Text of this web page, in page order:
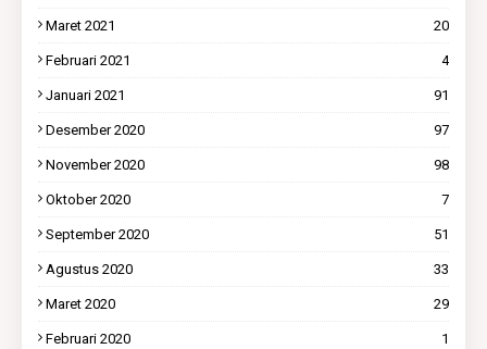
Maret 2021 20
Februari 2021 4
Januari 2021 91
Desember 2020 97
November 2020 98
Oktober 2020 7
September 2020 51
Agustus 2020 33
Maret 2020 29
Februari 2020 1